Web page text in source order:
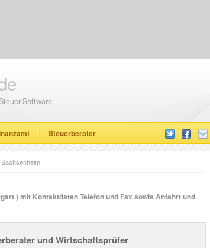
Software
Steuerberater
Sachsenheim
) mit Kontaktdaten Telefon und Fax sowie Anfahrt und
und Wirtschaftsprüfer